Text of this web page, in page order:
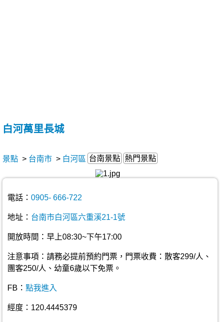
白河萬里長城
景點 > 台南市 > 白河區 台南景點 熱門景點
電話： 0905- 666-722
地址： 台南市白河區六重溪21-1號
開放時間：早上08:30~下午17:00
注意事項：請務必提前預約門票，門票收費：散客299/人、
團客250/人、幼童6歲以下免票。
FB： 點我進入
經度：120.4445379